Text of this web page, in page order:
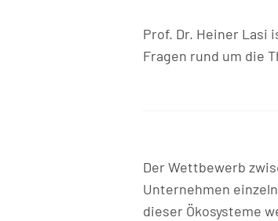
Prof. Dr. Heiner
Fragen rund um die
Der Wettbewerb
Unternehmen
dieser Ökosysteme